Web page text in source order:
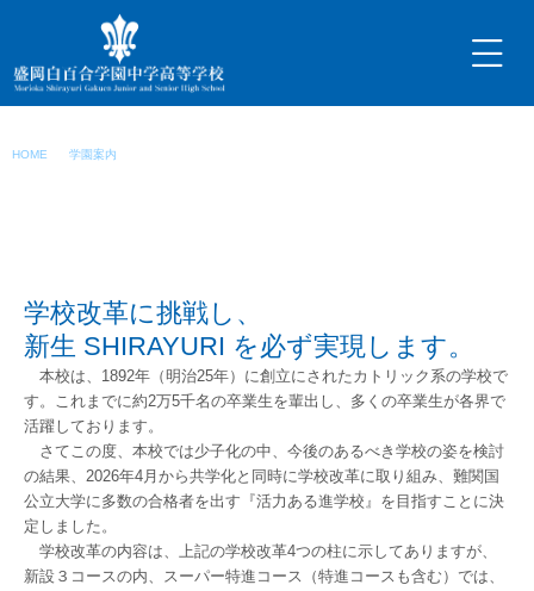
ス
キ
プHOME 学園案内
学校改革に挑戦し、
新生 SHIRAYURI を必ず実現します。
本校は、1892年（明治25年）に創立にされたカトリック系の学校で
す。これまでに約2万5千名の卒業生を輩出し、多くの卒業生が各界で
活躍しております。
さてこの度、本校では少子化の中、今後のあるべき学校の姿を検討
の結果、2026年4月から共学化と同時に学校改革に取り組み、難関国
公立大学に多数の合格者を出す『活力ある進学校』を目指すことに決
定しました。
学校改革の内容は、上記の学校改革4つの柱に示してありますが、
新設３コースの内、スーパー特進コース（特進コースも含む）では、